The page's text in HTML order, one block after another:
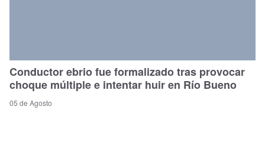
Conductor ebrio fue formalizado tras provocar
choque múltiple e intentar huir en Río Bueno
05 de Agosto